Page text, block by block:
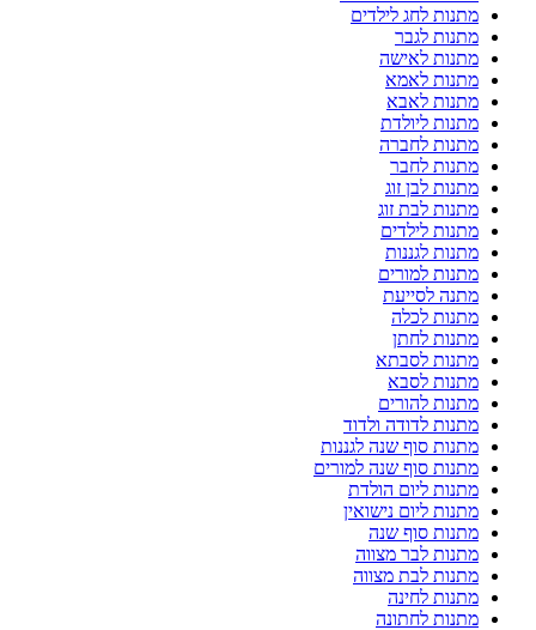
מתנות לחג לילדים
מתנות לגבר
מתנות לאישה
מתנות לאמא
מתנות לאבא
מתנות ליולדת
מתנות לחברה
מתנות לחבר
מתנות לבן זוג
מתנות לבת זוג
מתנות לילדים
מתנות לגננות
מתנות למורים
מתנה לסייעת
מתנות לכלה
מתנות לחתן
מתנות לסבתא
מתנות לסבא
מתנות להורים
מתנות לדודה ולדוד
מתנות סוף שנה לגננות
מתנות סוף שנה למורים
מתנות ליום הולדת
מתנות ליום נישואין
מתנות סוף שנה
מתנות לבר מצווה
מתנות לבת מצווה
מתנות לחינה
מתנות לחתונה